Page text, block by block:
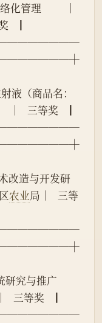
化管理          │
┃
液（商品名：
│   三等奖   ┃
改造与开发研
农业局│   三等
研究与推广
三等奖   ┃